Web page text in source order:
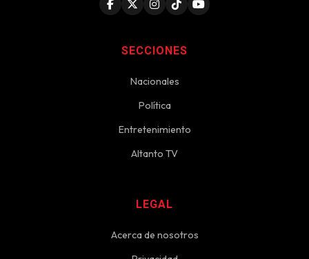
SECCIONES
Nacionales
Política
Entretenimiento
Altanto TV
LEGAL
Acerca de nosotros